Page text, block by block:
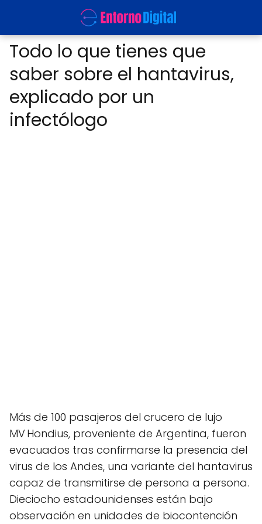
Todo lo que tienes que
saber sobre el hantavirus,
explicado por un
infectólogo
Más de 100 pasajeros del crucero de lujo
MV Hondius, proveniente de Argentina, fueron
evacuados tras confirmarse la presencia del
virus de los Andes, una variante del hantavirus
capaz de transmitirse de persona a persona.
Dieciocho estadounidenses están bajo
observación en unidades de biocontención